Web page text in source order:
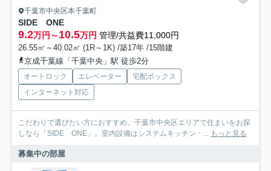
千葉市中央区本千葉町
SIDE ONE
9.2万円～10.5万円 管理/共益費11,000円
26.55㎡～40.02㎡ (1R～1K) /築17年 /15階建
京成千葉線「千葉中央」駅 徒歩2分
オートロック エレベーター
宅配ボックス
インターネット対応
こだわりで選びたい方におすすめ。千葉市中央区エリアで住まいをお探
しなら「SIDE ONE」。室内設備はシステムキッチン・... もっと見る
募集中の部屋